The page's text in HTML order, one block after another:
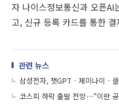
자 나이스정보통신과 오픈AI
고, 신규 등록 카드를 통한
관련 뉴스